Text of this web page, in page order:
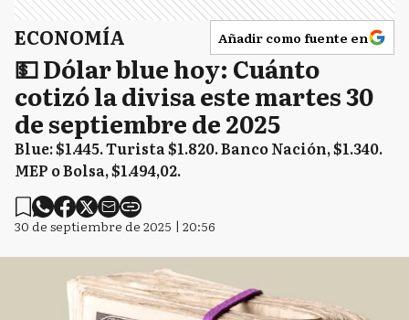
ECONOMÍA Añadir como fuente en
💵 Dólar blue hoy: Cuánto
cotizó la divisa este martes 30
de septiembre de 2025
Blue: $1.445. Turista $1.820. Banco Nación, $1.340.
MEP o Bolsa, $1.494,02.
30 de septiembre de 2025 | 20:56